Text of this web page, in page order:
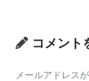
コメント
メールアドレス